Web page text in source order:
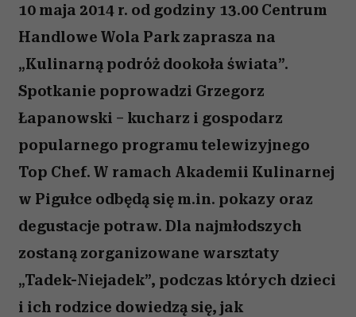
10 maja 2014 r. od godziny 13.00 Centrum
Handlowe Wola Park zaprasza na
„Kulinarną podróż dookoła świata”.
Spotkanie poprowadzi Grzegorz
Łapanowski – kucharz i gospodarz
popularnego programu telewizyjnego
Top Chef. W ramach Akademii Kulinarnej
w Pigułce odbędą się m.in. pokazy oraz
degustacje potraw. Dla najmłodszych
zostaną zorganizowane warsztaty
„Tadek-Niejadek”, podczas których dzieci
i ich rodzice dowiedzą się, jak